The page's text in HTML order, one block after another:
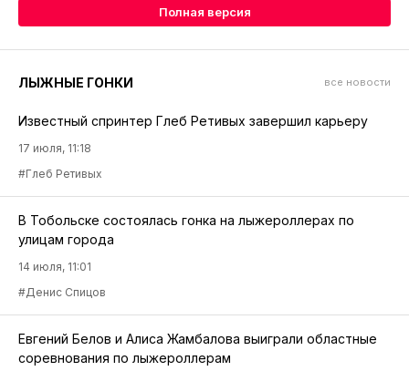
Полная версия
ЛЫЖНЫЕ ГОНКИ все новости
Известный спринтер Глеб Ретивых завершил карьеру
17 июля, 11:18
#Глеб Ретивых
В Тобольске состоялась гонка на лыжероллерах по
улицам города
14 июля, 11:01
#Денис Спицов
Евгений Белов и Алиса Жамбалова выиграли областные
соревнования по лыжероллерам